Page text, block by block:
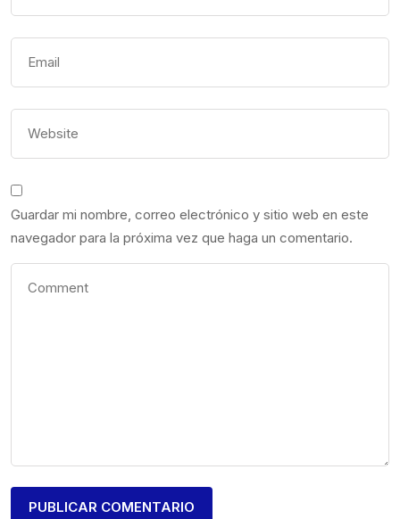
Guardar mi nombre, correo electrónico y sitio web en este
navegador para la próxima vez que haga un comentario.